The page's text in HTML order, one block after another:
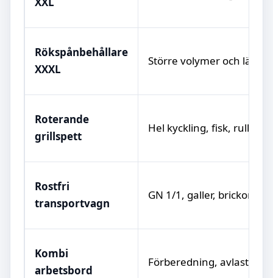
Rökspånbehållare
XXXL
Större volymer och
Roterande
grillspett
Hel kyckling, fisk, rullar
Rostfri
transportvagn
GN 1/1, galler, brickor
Kombi
arbetsbord
Förberedning, avlastning